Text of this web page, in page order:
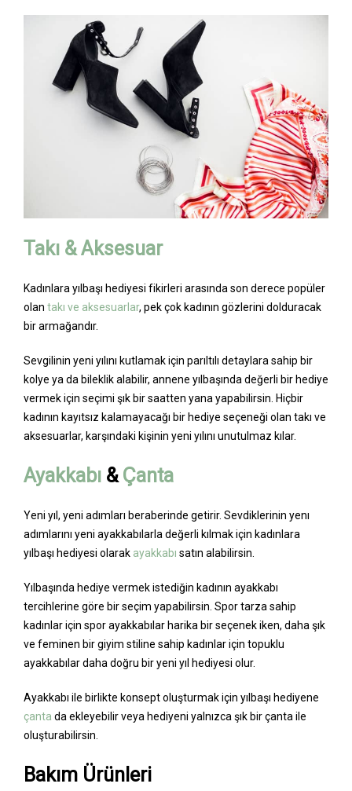
Takı & Aksesuar
Kadınlara yılbaşı hediyesi fikirleri arasında son derece popüler
olan takı ve aksesuarlar, pek çok kadının gözlerini dolduracak
bir armağandır.
Sevgilinin yeni yılını kutlamak için parıltılı detaylara sahip bir
kolye ya da bileklik alabilir, annene yılbaşında değerli bir hediye
vermek için seçimi şık bir saatten yana yapabilirsin. Hiçbir
kadının kayıtsız kalamayacağı bir hediye seçeneği olan takı ve
aksesuarlar, karşındaki kişinin yeni yılını unutulmaz kılar.
Ayakkabı & Çanta
Yeni yıl, yeni adımları beraberinde getirir. Sevdiklerinin yenı
adımlarını yeni ayakkabılarla değerli kılmak için kadınlara
yılbaşı hediyesi olarak ayakkabı satın alabilirsin.
Yılbaşında hediye vermek istediğin kadının ayakkabı
tercihlerine göre bir seçim yapabilirsin. Spor tarza sahip
kadınlar için spor ayakkabılar harika bir seçenek iken, daha şık
ve feminen bir giyim stiline sahip kadınlar için topuklu
ayakkabılar daha doğru bir yeni yıl hediyesi olur.
Ayakkabı ile birlikte konsept oluşturmak için yılbaşı hediyene
çanta da ekleyebilir veya hediyeni yalnızca şık bir çanta ile
oluşturabilirsin.
Bakım Ürünleri